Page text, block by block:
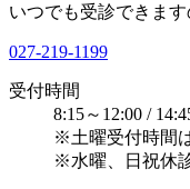
いつでも受診できま
027-219-1199
受付時間
8:15～12:00 /
※土曜受付時間は
※水曜、日祝休診